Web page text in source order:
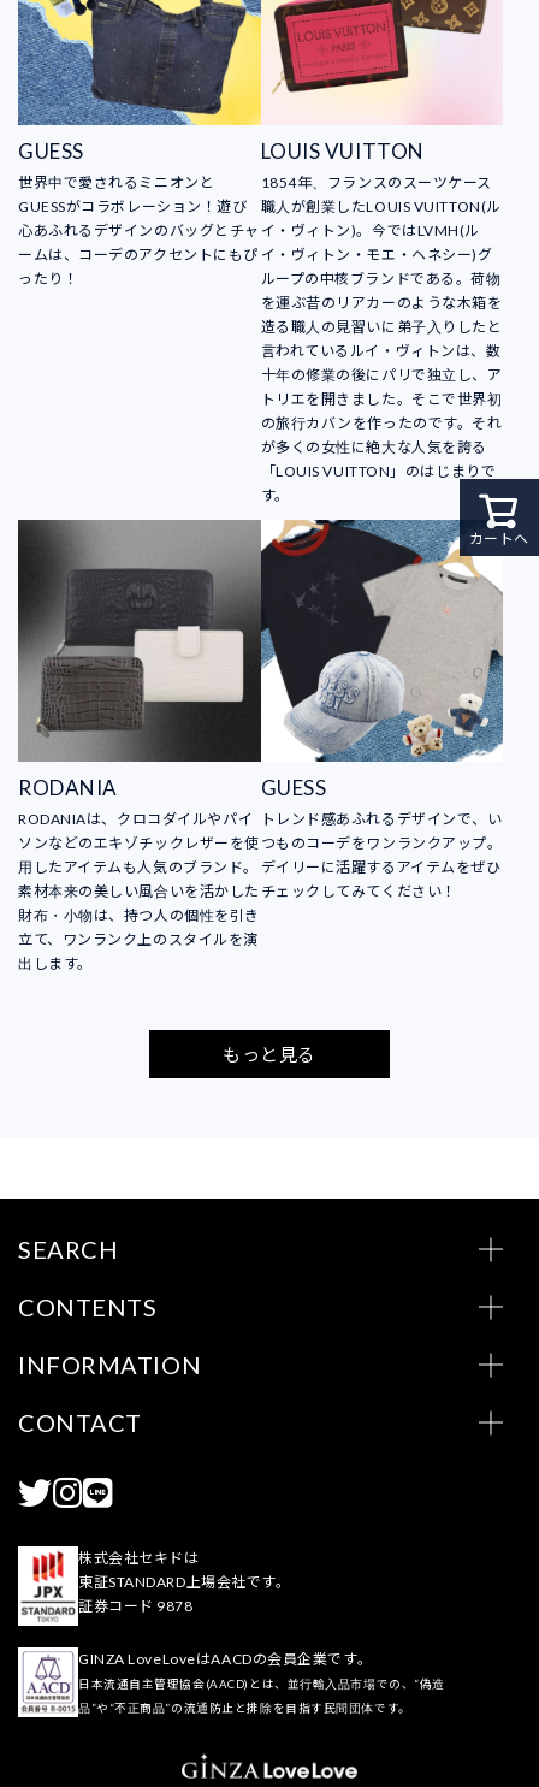
GUESS
世界中で愛されるミニオンと
GUESSがコラボレーション！遊び
心あふれるデザインのバッグとチャ
ームは、コーデのアクセントにもぴ
ったり！
LOUIS VUITTON
1854年、フランスのスーツケース
職人が創業したLOUIS VUITTON(ル
イ・ヴィトン)。今ではLVMH(ル
イ・ヴィトン・モエ・ヘネシー)グ
ループの中核ブランドである。荷物
を運ぶ昔のリアカーのような木箱を
造る職人の見習いに弟子入りしたと
言われているルイ・ヴィトンは、数
十年の修業の後にパリで独立し、ア
トリエを開きました。そこで世界初
の旅行カバンを作ったのです。それ
が多くの女性に絶大な人気を誇る
「LOUIS VUITTON」のはじまりで
す。
RODANIA
RODANIAは、クロコダイルやパイ
ソンなどのエキゾチックレザーを使
用したアイテムも人気のブランド。
素材本来の美しい風合いを活かした
財布・小物は、持つ人の個性を引き
立て、ワンランク上のスタイルを演
出します。
GUESS
トレンド感あふれるデザインで、い
つものコーデをワンランクアップ。
デイリーに活躍するアイテムをぜひ
チェックしてみてください！
もっと見る
カートへ
SEARCH
CONTENTS
INFORMATION
CONTACT
株式会社セキドは
東証STANDARD上場会社です。
証券コード 9878
GINZA LoveLoveはAACDの会員企業です。
日本流通自主管理協会(AACD)とは、並行輸入品市場での、“偽造
品”や“不正商品”の流通防止と排除を目指す民間団体です。